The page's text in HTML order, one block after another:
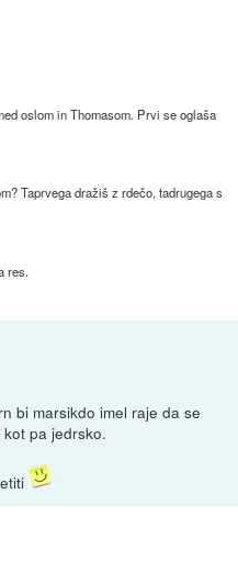
oslom in Thomasom. Prvi se oglaša
Taprvega dražiš z rdečo, tadrugega s
res.
bi marsikdo imel raje da se
pa jedrsko.